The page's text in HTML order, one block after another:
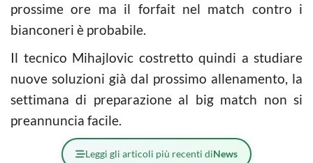
prossime ore ma il forfait nel match contro i
bianconeri è probabile.
Il tecnico Mihajlovic costretto quindi a studiare
nuove soluzioni già dal prossimo allenamento, la
settimana di preparazione al big match non si
preannuncia facile.
Leggi gli articoli più recenti diNews